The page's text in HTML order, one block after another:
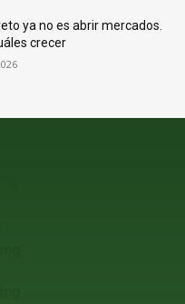
ya no es abrir mercados.
crecer